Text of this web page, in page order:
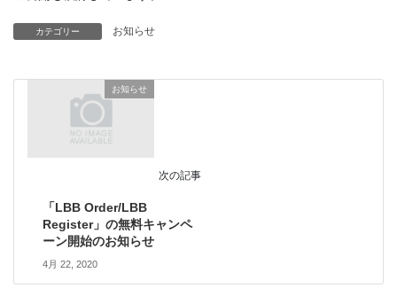
カテゴリー お知らせ
お知らせ
次の記事
「LBB Order/LBB
Register」の無料キャンペ
ーン開始のお知らせ
4月 22, 2020